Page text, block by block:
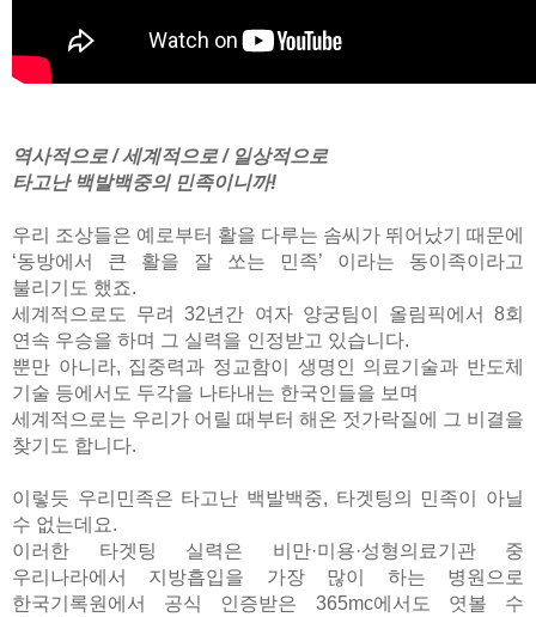
역사적으로 / 세계적으로 / 일상적으로
타고난 백발백중의 민족이니까!
우리 조상들은 예로부터 활을 다루는 솜씨가 뛰어났기 때문에
‘동방에서 큰 활을 잘 쏘는 민족’ 이라는 동이족이라고
불리기도 했죠.
세계적으로도 무려 32년간 여자 양궁팀이 올림픽에서 8회
연속 우승을 하며 그 실력을 인정받고 있습니다.
뿐만 아니라, 집중력과 정교함이 생명인 의료기술과 반도체
기술 등에서도 두각을 나타내는 한국인들을 보며
세계적으로는 우리가 어릴 때부터 해온 젓가락질에 그 비결을
찾기도 합니다.
이렇듯 우리민족은 타고난 백발백중, 타겟팅의 민족이 아닐
수 없는데요.
이러한 타겟팅 실력은 비만·미용·성형의료기관 중
우리나라에서 지방흡입을 가장 많이 하는 병원으로
한국기록원에서 공식 인증받은 365mc에서도 엿볼 수